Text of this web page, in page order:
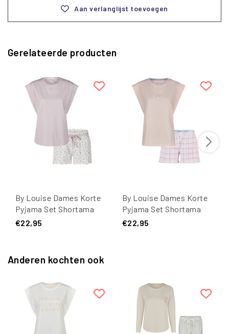
Aan verlanglijst toevoegen
Gerelateerde producten
By Louise Dames Korte
Pyjama Set Shortama
Lila Sun&Dreams
€22,95
By Louise Dames Korte
Pyjama Set Shortama
Roze Geruit
€22,95
Anderen kochten ook